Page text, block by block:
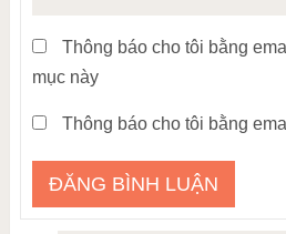
Thông báo cho tôi bằng
mục này
Thông báo cho tôi bằng